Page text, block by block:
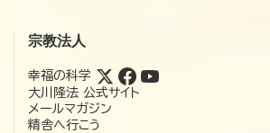
宗教法人
幸福の科学
大川隆法 公式サイト
メールマガジン
精舎へ行こう